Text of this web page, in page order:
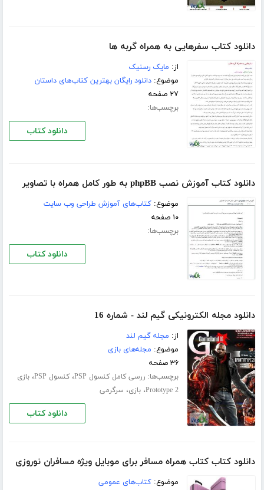
دانلود کتاب سفرهایی به همراه گربه ها
از: مایک رسنیک
موضوع:دانلود رایگان بهترین کتاب‌های داستان
۲۷ صفحه
برچسب‌ها:
دانلود کتاب
دانلود کتاب آموزش نصب phpBB به طور کامل همراه با تصاویر
موضوع:کتاب‌های آموزش طراحی وب سایت
۱۰ صفحه
برچسب‌ها:
دانلود کتاب
دانلود مجله الکترونیکی گیم لند - شماره 16
از: مجله گیم لند
موضوع: مجله‌های بازی
۳۶ صفحه
برچسب‌ها:ررسی کامل کنسول PSP ،کنسول PSP ،بازی
Prototype 2،بازی، سرگرمی
دانلود کتاب
دانلود کتاب کتاب همراه مسافر برای موبایل ویژه مسافران نوروزی
موضوع:کتاب‌های عمومی